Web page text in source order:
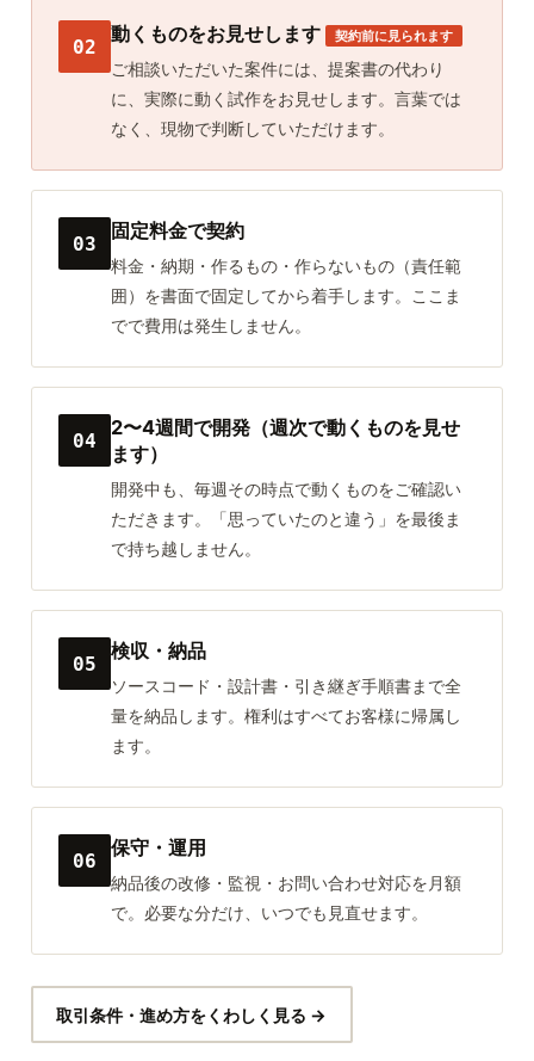
02
動くものをお見せします 契約前に見られます
ご相談いただいた案件には、提案書の代わり
に、実際に動く試作をお見せします。言葉では
なく、現物で判断していただけます。
03
固定料金で契約
料金・納期・作るもの・作らないもの（責任範
囲）を書面で固定してから着手します。ここま
でで費用は発生しません。
04
2〜4週間で開発（週次で動くものを見せ
ます）
開発中も、毎週その時点で動くものをご確認い
ただきます。「思っていたのと違う」を最後ま
で持ち越しません。
05
検収・納品
ソースコード・設計書・引き継ぎ手順書まで全
量を納品します。権利はすべてお客様に帰属し
ます。
06
保守・運用
納品後の改修・監視・お問い合わせ対応を月額
で。必要な分だけ、いつでも見直せます。
取引条件・進め方をくわしく見る →